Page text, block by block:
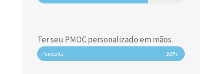
Ter seu PMOC personalizado em mãos.
Pendente 100%